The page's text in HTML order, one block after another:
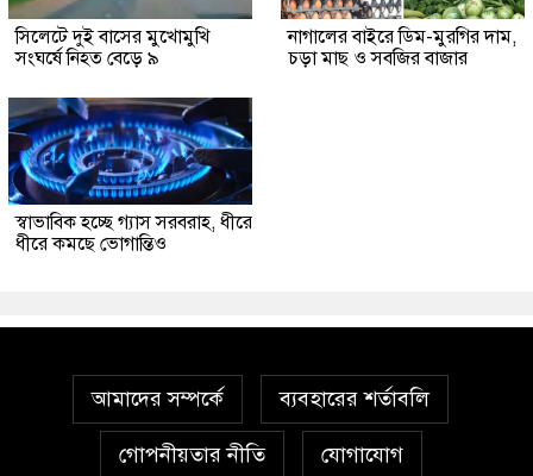
সিলেটে দুই বাসের মুখোমুখি
সংঘর্ষে নিহত বেড়ে ৯
নাগালের বাইরে ডিম-মুরগির দাম,
চড়া মাছ ও সবজির বাজার
স্বাভাবিক হচ্ছে গ্যাস সরবরাহ, ধীরে
ধীরে কমছে ভোগান্তিও
আমাদের সম্পর্কে ব্যবহারের শর্তাবলি
গোপনীয়তার নীতি যোগাযোগ